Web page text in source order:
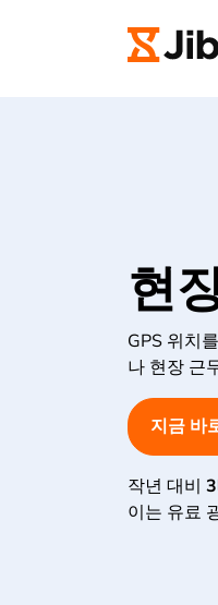
현
GPS 위치
나 현장 근
지금 바
작년 대비
이는 유료